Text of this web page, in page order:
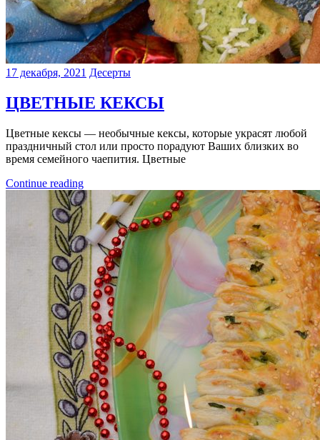
17 декабря, 2021 Десерты
ЦВЕТНЫЕ КЕКСЫ
Цветные кексы — необычные кексы, которые украсят любой
праздничный стол или просто порадуют Ваших близких во
время семейного чаепития. Цветные
Continue reading